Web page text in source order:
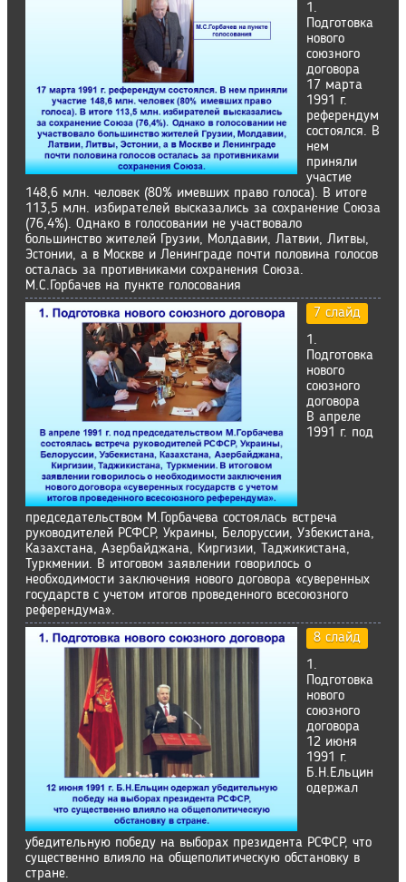
1.
Подготовка
нового
союзного
договора
17 марта
1991 г.
референдум
состоялся. В
нем
приняли
участие
148,6 млн. человек (80% имевших право голоса). В итоге
113,5 млн. избирателей высказались за сохранение Союза
(76,4%). Однако в голосовании не участвовало
большинство жителей Грузии, Молдавии, Латвии, Литвы,
Эстонии, а в Москве и Ленинграде почти половина голосов
осталась за противниками сохранения Союза.
М.С.Горбачев на пункте голосования
7 слайд
1.
Подготовка
нового
союзного
договора
В апреле
1991 г. под
председательством М.Горбачева состоялась встреча
руководителей РСФСР, Украины, Белоруссии, Узбекистана,
Казахстана, Азербайджана, Киргизии, Таджикистана,
Туркмении. В итоговом заявлении говорилось о
необходимости заключения нового договора «суверенных
государств с учетом итогов проведенного всесоюзного
референдума».
8 слайд
1.
Подготовка
нового
союзного
договора
12 июня
1991 г.
Б.Н.Ельцин
одержал
убедительную победу на выборах президента РСФСР, что
существенно влияло на общеполитическую обстановку в
стране.